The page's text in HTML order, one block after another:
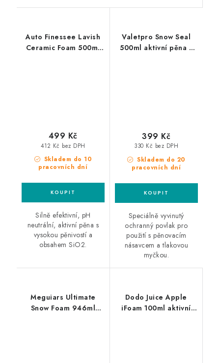
Auto Finessee Lavish
Ceramic Foam 500ml
Skladem do 10
pracovních dní
412 Kč bez DPH
499 Kč
Silně efektivní, pH
neutrální, aktivní pěna s
vysokou pěnivostí a
obsahem SiO2.
Valetpro Snow Seal
500ml aktivní pěna s
Skladem do 20
pracovních dní
330 Kč bez DPH
399 Kč
Speciálně vyvinutý
ochranný povlak pro
použití s ​​pěnovacím
násavcem a tlakovou
myčkou.
Meguiars Ultimate
Snow Foam 946ml
Dodo Juice Apple
iFoam 100ml aktivní